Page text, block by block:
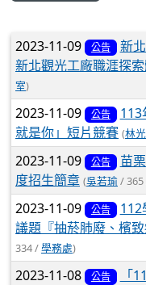
文章列表
2023-11-09 公告
新
新北觀光工廠職涯探索
室)
2023-11-09 公告
113
就是你」短片競賽 (林
2023-11-09 公告
苗
度招生簡章 (吳若瑜/
2023-11-09 公告
112
議題『抽菸肺廢、檳
334 /學務處)
2023-11-08 公告
「